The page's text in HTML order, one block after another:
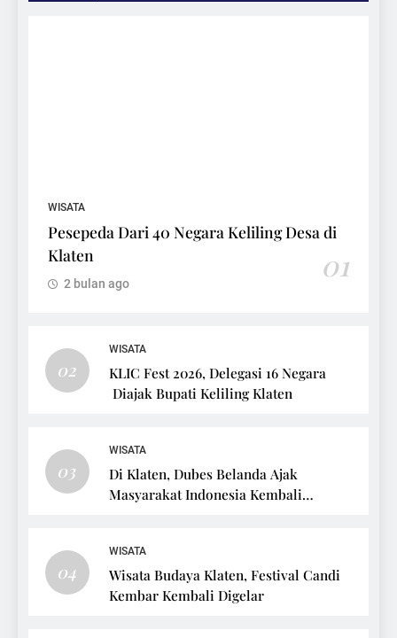
WISATA
Pesepeda Dari 40 Negara Keliling Desa di
Klaten
01
2 bulan ago
02
WISATA
KLIC Fest 2026, Delegasi 16 Negara
Diajak Bupati Keliling Klaten
03
WISATA
Di Klaten, Dubes Belanda Ajak
Masyarakat Indonesia Kembali
04
WISATA
Wisata Budaya Klaten, Festival Candi
Kembar Kembali Digelar